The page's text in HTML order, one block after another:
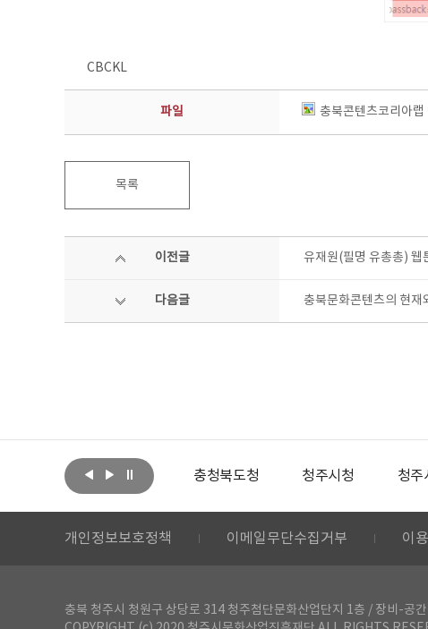
CBCKL
파일 충북콘텐츠코리아
목록
이전글 유재원(필명 유총총) 웹
다음글 충북문화콘텐츠의 현
문화체육관광부 충청북도청 청주시청 청주
개인정보보호정책 이메일무단수집거부 이
충북 청주시 청원구 상당로 314 청주첨단문화산업단지 1층 / 장비